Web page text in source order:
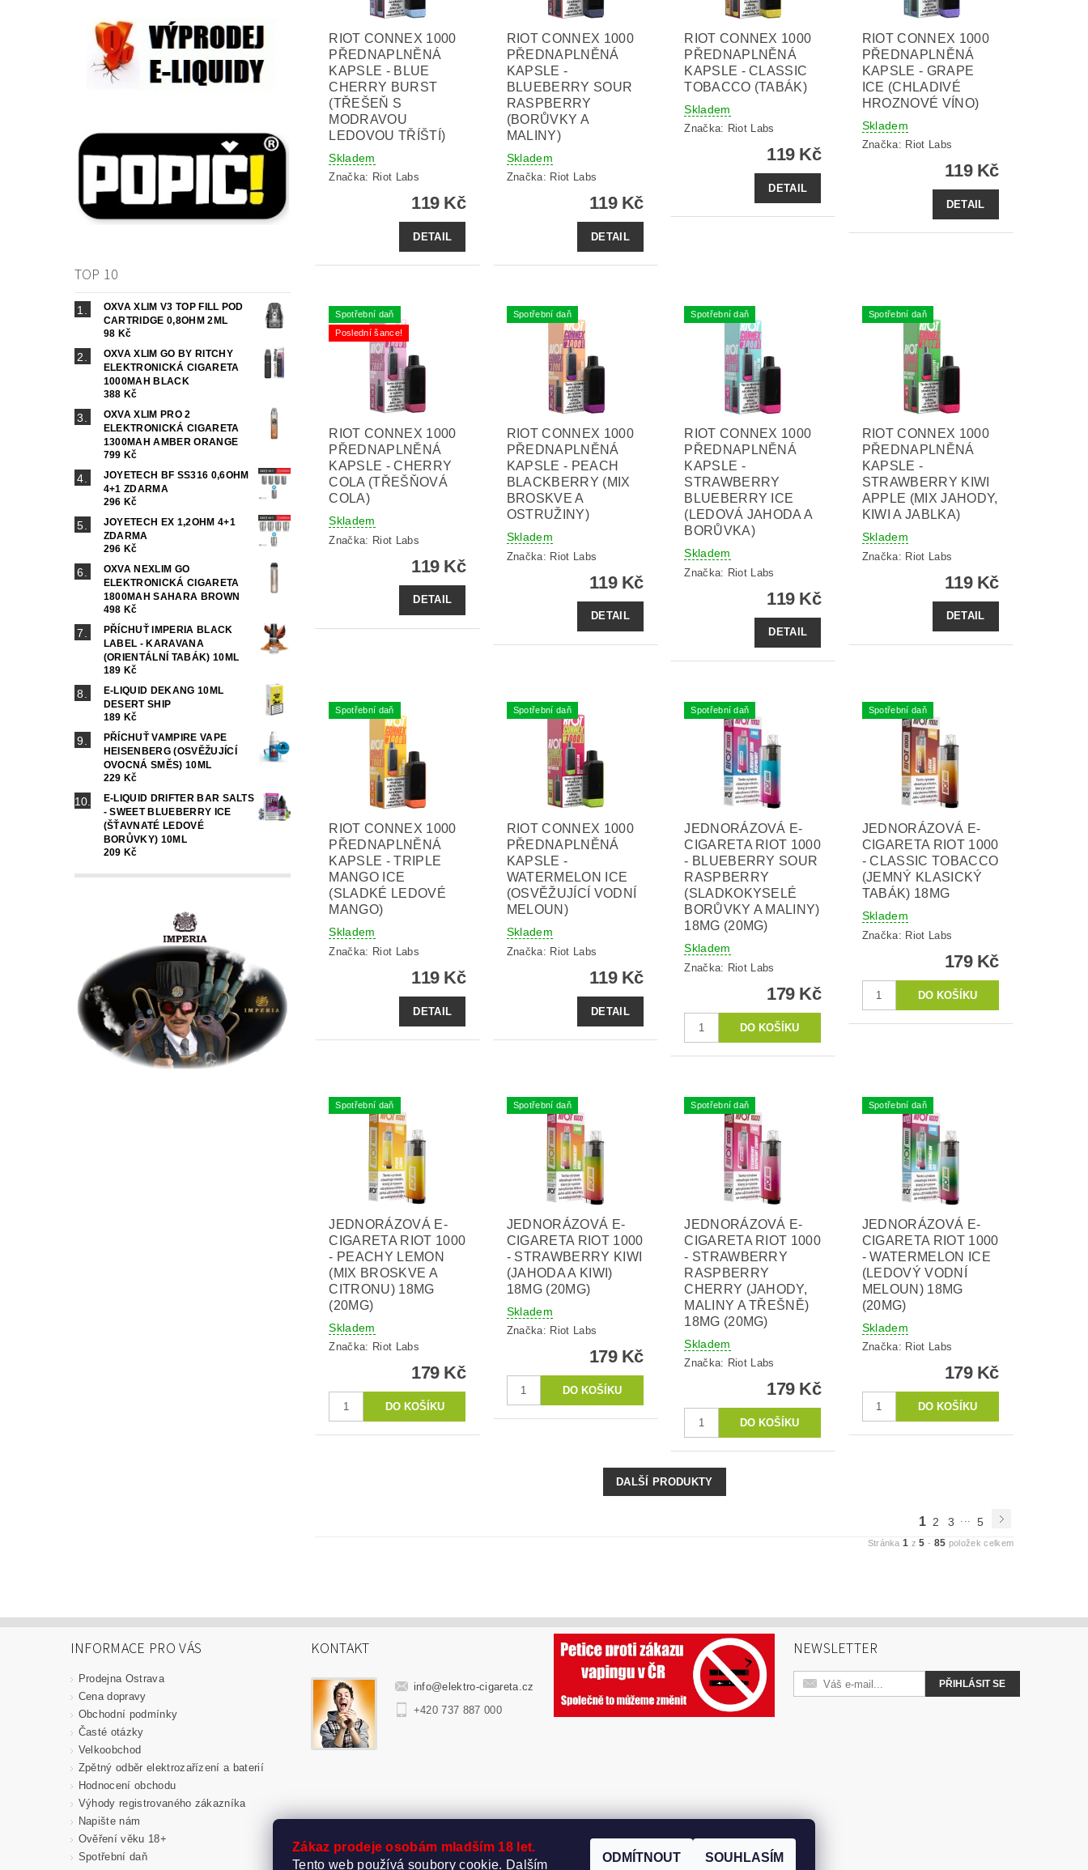
TOP 10
OXVA XLIM V3 TOP FILL POD
CARTRIDGE 0,8OHM 2ML
98 Kč
OXVA XLIM GO BY RITCHY
ELEKTRONICKÁ CIGARETA
1000MAH BLACK
388 Kč
OXVA XLIM PRO 2
ELEKTRONICKÁ CIGARETA
1300MAH AMBER ORANGE
799 Kč
JOYETECH BF SS316 0,6OHM
4+1 ZDARMA
296 Kč
JOYETECH EX 1,2OHM 4+1
ZDARMA
296 Kč
OXVA NEXLIM GO
ELEKTRONICKÁ CIGARETA
1800MAH SAHARA BROWN
498 Kč
PŘÍCHUŤ IMPERIA BLACK
LABEL - KARAVANA
(ORIENTÁLNÍ TABÁK) 10ML
189 Kč
E-LIQUID DEKANG 10ML
DESERT SHIP
189 Kč
PŘÍCHUŤ VAMPIRE VAPE
HEISENBERG (OSVĚŽUJÍCÍ
OVOCNÁ SMĚS) 10ML
229 Kč
E-LIQUID DRIFTER BAR SALTS
- SWEET BLUEBERRY ICE
(ŠŤAVNATÉ LEDOVÉ
BORŮVKY) 10ML
209 Kč
RIOT CONNEX 1000
PŘEDNAPLNĚNÁ
KAPSLE - BLUE
CHERRY BURST
(TŘEŠEŇ S
MODRAVOU
LEDOVOU TŘÍŠTÍ)
Skladem
Značka: Riot Labs
119 Kč
DETAIL
RIOT CONNEX 1000
PŘEDNAPLNĚNÁ
KAPSLE -
BLUEBERRY SOUR
RASPBERRY
(BORŮVKY A
MALINY)
Skladem
Značka: Riot Labs
119 Kč
DETAIL
RIOT CONNEX 1000
PŘEDNAPLNĚNÁ
KAPSLE - CLASSIC
TOBACCO (TABÁK)
Skladem
Značka: Riot Labs
119 Kč
DETAIL
RIOT CONNEX 1000
PŘEDNAPLNĚNÁ
KAPSLE - GRAPE
ICE (CHLADIVÉ
HROZNOVÉ VÍNO)
Skladem
Značka: Riot Labs
119 Kč
DETAIL
Spotřební daň
Poslední šance!
RIOT CONNEX 1000
PŘEDNAPLNĚNÁ
KAPSLE - CHERRY
COLA (TŘEŠŇOVÁ
COLA)
Skladem
Značka: Riot Labs
119 Kč
DETAIL
Spotřební daň
RIOT CONNEX 1000
PŘEDNAPLNĚNÁ
KAPSLE - PEACH
BLACKBERRY (MIX
BROSKVE A
OSTRUŽINY)
Skladem
Značka: Riot Labs
119 Kč
DETAIL
Spotřební daň
RIOT CONNEX 1000
PŘEDNAPLNĚNÁ
KAPSLE -
STRAWBERRY
BLUEBERRY ICE
(LEDOVÁ JAHODA A
BORŮVKA)
Skladem
Značka: Riot Labs
119 Kč
DETAIL
Spotřební daň
RIOT CONNEX 1000
PŘEDNAPLNĚNÁ
KAPSLE -
STRAWBERRY KIWI
APPLE (MIX JAHODY,
KIWI A JABLKA)
Skladem
Značka: Riot Labs
119 Kč
DETAIL
Spotřební daň
RIOT CONNEX 1000
PŘEDNAPLNĚNÁ
KAPSLE - TRIPLE
MANGO ICE
(SLADKÉ LEDOVÉ
MANGO)
Skladem
Značka: Riot Labs
119 Kč
DETAIL
Spotřební daň
RIOT CONNEX 1000
PŘEDNAPLNĚNÁ
KAPSLE -
WATERMELON ICE
(OSVĚŽUJÍCÍ VODNÍ
MELOUN)
Skladem
Značka: Riot Labs
119 Kč
DETAIL
Spotřební daň
JEDNORÁZOVÁ E-
CIGARETA RIOT 1000
- BLUEBERRY SOUR
RASPBERRY
(SLADKOKYSELÉ
BORŮVKY A MALINY)
18MG (20MG)
Skladem
Značka: Riot Labs
179 Kč
Spotřební daň
JEDNORÁZOVÁ E-
CIGARETA RIOT 1000
- CLASSIC TOBACCO
(JEMNÝ KLASICKÝ
TABÁK) 18MG
Skladem
Značka: Riot Labs
179 Kč
Spotřební daň
JEDNORÁZOVÁ E-
CIGARETA RIOT 1000
- PEACHY LEMON
(MIX BROSKVE A
CITRONU) 18MG
(20MG)
Skladem
Značka: Riot Labs
179 Kč
Spotřební daň
JEDNORÁZOVÁ E-
CIGARETA RIOT 1000
- STRAWBERRY KIWI
(JAHODA A KIWI)
18MG (20MG)
Skladem
Značka: Riot Labs
179 Kč
Spotřební daň
JEDNORÁZOVÁ E-
CIGARETA RIOT 1000
- STRAWBERRY
RASPBERRY
CHERRY (JAHODY,
MALINY A TŘEŠNĚ)
18MG (20MG)
Skladem
Značka: Riot Labs
179 Kč
Spotřební daň
JEDNORÁZOVÁ E-
CIGARETA RIOT 1000
- WATERMELON ICE
(LEDOVÝ VODNÍ
MELOUN) 18MG
(20MG)
Skladem
Značka: Riot Labs
179 Kč
DALŠÍ PRODUKTY
1 2 3 ... 5
Stránka1 z5 - 85 položek celkem
INFORMACE PRO VÁS
Prodejna Ostrava
Cena dopravy
Obchodní podmínky
Časté otázky
Velkoobchod
Zpětný odběr elektrozařízení a baterií
Hodnocení obchodu
Výhody registrovaného zákazníka
Napište nám
Ověření věku 18+
Spotřební daň
KONTAKT
info@elektro-cigareta.cz
+420 737 887 000
NEWSLETTER
Zákaz prodeje osobám mladším 18 let.
Tento web používá soubory cookie. Dalším
ODMÍTNOUT SOUHLASÍM